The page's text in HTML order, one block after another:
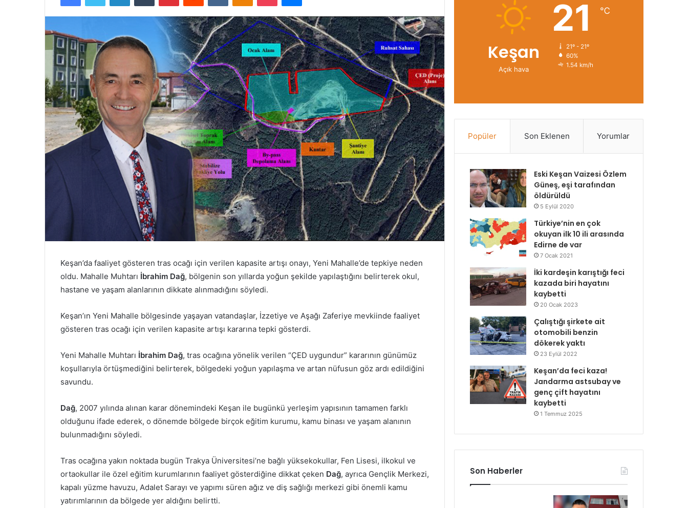
göndermek
Keşan’da faaliyet gösteren tras ocağı için verilen kapasite artışı onayı, Yeni Mahalle’de tepkiye neden
oldu. Mahalle Muhtarı İbrahim Dağ, bölgenin son yıllarda yoğun şekilde yapılaştığını belirterek okul,
hastane ve yaşam alanlarının dikkate alınmadığını söyledi.
Keşan’ın Yeni Mahalle bölgesinde yaşayan vatandaşlar, İzzetiye ve Aşağı Zaferiye mevkiinde faaliyet
gösteren tras ocağı için verilen kapasite artışı kararına tepki gösterdi.
Yeni Mahalle Muhtarı İbrahim Dağ, tras ocağına yönelik verilen “ÇED uygundur” kararının günümüz
koşullarıyla örtüşmediğini belirterek, bölgedeki yoğun yapılaşma ve artan nüfusun göz ardı edildiğini
savundu.
Dağ, 2007 yılında alınan karar dönemindeki Keşan ile bugünkü yerleşim yapısının tamamen farklı
olduğunu ifade ederek, o dönemde bölgede birçok eğitim kurumu, kamu binası ve yaşam alanının
bulunmadığını söyledi.
Tras ocağına yakın noktada bugün Trakya Üniversitesi’ne bağlı yüksekokullar, Fen Lisesi, ilkokul ve
ortaokullar ile özel eğitim kurumlarının faaliyet gösterdiğine dikkat çeken Dağ, ayrıca Gençlik Merkezi,
kapalı yüzme havuzu, Adalet Sarayı ve yapımı süren ağız ve diş sağlığı merkezi gibi önemli kamu
yatırımlarının da bölgede yer aldığını belirtti.
Keşan
Açık hava
21 ℃
21º - 21º
60%
1.54 km/h
Popüler Son Eklenen Yorumlar
Eski Keşan Vaizesi Özlem
Güneş, eşi tarafından
öldürüldü
5 Eylül 2020
Türkiye’nin en çok
okuyan ilk 10 ili arasında
Edirne de var
7 Ocak 2021
İki kardeşin karıştığı feci
kazada biri hayatını
kaybetti
20 Ocak 2023
Çalıştığı şirkete ait
otomobili benzin
dökerek yaktı
23 Eylül 2022
Keşan’da feci kaza!
Jandarma astsubay ve
genç çift hayatını
kaybetti
1 Temmuz 2025
Son Haberler